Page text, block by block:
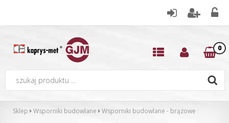
0
Sklep Wsporniki budowlane Wsporniki budowlane - brązowe